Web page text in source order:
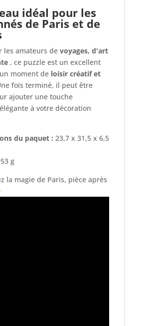
idéal pour les
de Paris et de
les amateurs de voyages, d'art
, ce puzzle est un excellent
moment de loisir créatif et
fois terminé, il peut être
ajouter une touche
à votre décoration
du paquet : 23,7 x 31,5 x 6,5
g
la magie de Paris, pièce après